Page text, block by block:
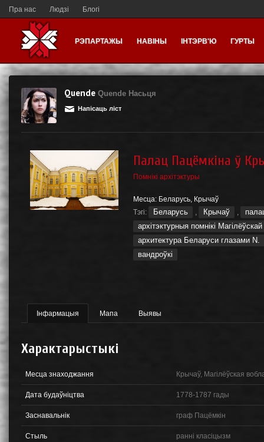
Пра нас Людзі Блогі
РЭПАРТАЖЫ НАВІНЫ ІНТЭРВ'Ю ГУРТЫ
Quende Quende Насьця
Напісаць ліст
Палац Пацёмкіна ў
Помнікі архітэктуры
Месца: Беларусь, Крычаў
Тэгі:
Беларусь , Крычаў ,
архітэктурныя помнікі
архитектура Беларуси глазами N.
вандроўкі
Інфармацыя Мапа Выявы
Характарыстыкі
Месца знаходжання Крычаў, Магілёўская
Дата будаўніцтва 1778-1787 гады
Заснавальнік граф Пацёмкін
Стыль ранні класіцызм